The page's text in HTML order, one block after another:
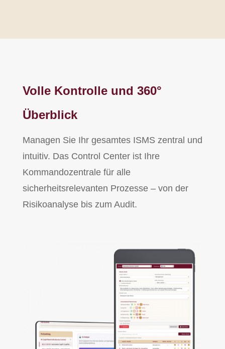
Volle Kontrolle und 360°
Überblick
Managen Sie Ihr gesamtes ISMS zentral und
intuitiv. Das Control Center ist Ihre
Kommandozentrale für alle
sicherheitsrelevanten Prozesse – von der
Risikoanalyse bis zum Audit.